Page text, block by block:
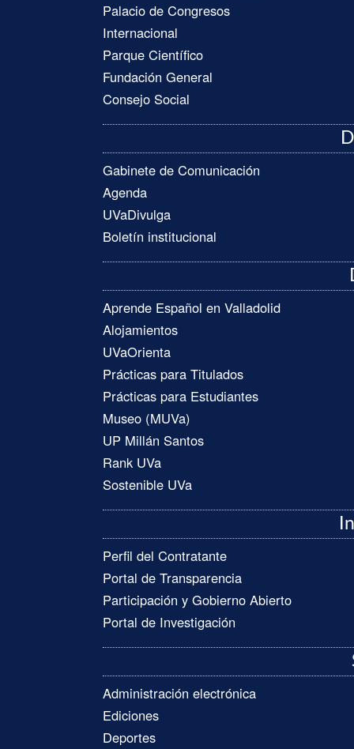
Palacio de Congresos
Internacional
Parque Científico
Fundación General
Consejo Social
Gabinete de Comunicación
Agenda
UVaDivulga
Boletín institucional
Aprende Español en Valladolid
Alojamientos
UVaOrienta
Prácticas para Titulados
Prácticas para Estudiantes
Museo (MUVa)
UP Millán Santos
Rank UVa
Sostenible UVa
Perfil del Contratante
Portal de Transparencia
Participación y Gobierno Abierto
Portal de Investigación
Administración electrónica
Ediciones
Deportes